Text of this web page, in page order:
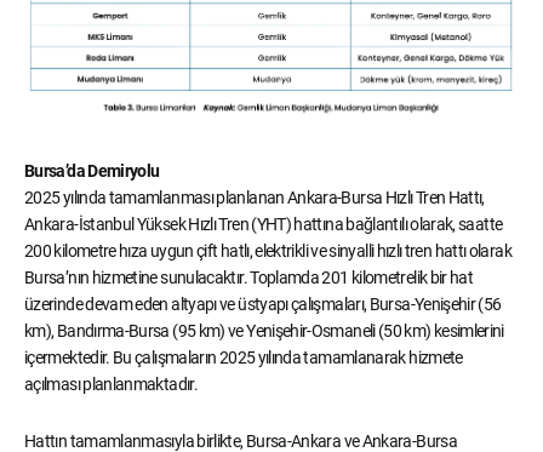
Bursa’da Demiryolu
2025 yılında tamamlanması planlanan Ankara-Bursa Hızlı Tren Hattı,
Ankara-İstanbul Yüksek Hızlı Tren (YHT) hattına bağlantılı olarak, saatte
200 kilometre hıza uygun çift hatlı, elektrikli ve sinyalli hızlı tren hattı olarak
Bursa’nın hizmetine sunulacaktır. Toplamda 201 kilometrelik bir hat
üzerinde devam eden altyapı ve üstyapı çalışmaları, Bursa-Yenişehir (56
km), Bandırma-Bursa (95 km) ve Yenişehir-Osmaneli (50 km) kesimlerini
içermektedir. Bu çalışmaların 2025 yılında tamamlanarak hizmete
açılması planlanmaktadır.
Hattın tamamlanmasıyla birlikte, Bursa-Ankara ve Ankara-Bursa